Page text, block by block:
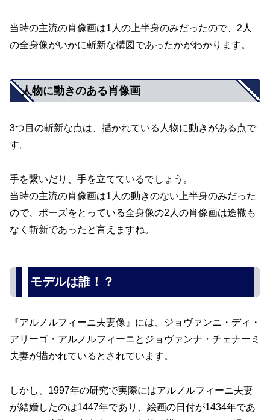
当時の主流の肖像画は1人の上半身のみだったので、2人
の全身像がいかに斬新な構図であったかがわかります。
人物に動きのある肖像画
3つ目の斬新な点は、描かれている人物に動きがある点で
す。
手を繋いだり、手を立てているでしょう。
当時の主流の肖像画は1人の動きのない上半身のみだった
ので、ポーズをとっている全身像の2人の肖像画は途轍も
なく斬新であったと言えますね。
モデルは誰！？
『アルノルフィーニ夫妻像』には、ジョヴァンニ・ディ・
アリーゴ・アルノルフィーニとジョヴァンナ・チェナーミ
夫妻が描かれているとされています。
しかし、1997年の研究で実際にはアルノルフィーニ夫妻
が結婚したのは1447年であり、絵画の日付が1434年であ